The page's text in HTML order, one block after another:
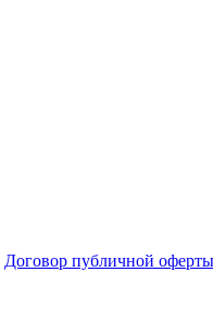
Договор публичной оферты